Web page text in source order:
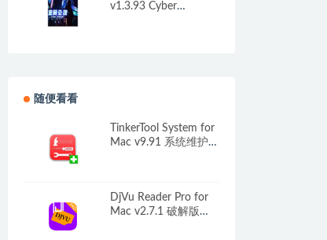
v1.3.93 Cyber
随便看看
TinkerTool System for
Mac v9.91 系统维护工
DjVu Reader Pro for
Mac v2.7.1 破解版